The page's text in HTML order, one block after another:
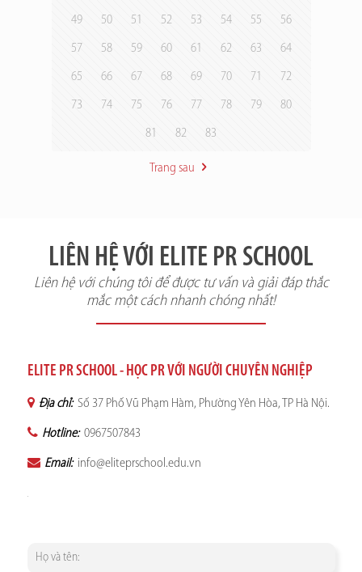
49 50 51 52 53 54 55 56
57 58 59 60 61 62 63 64
65 66 67 68 69 70 71 72
73 74 75 76 77 78 79 80
81 82 83
Trang sau
LIÊN HỆ VỚI ELITE PR SCHOOL
Liên hệ với chúng tôi để được tư vấn và giải đáp thắc
mắc một cách nhanh chóng nhất!
ELITE PR SCHOOL - HỌC PR VỚI NGƯỜI CHUYÊN NGHIỆP
Địa chỉ: Số 37 Phố Vũ Phạm Hàm, Phường Yên Hòa, TP Hà Nội.
Hotline: 0967507843
Email: info@eliteprschool.edu.vn